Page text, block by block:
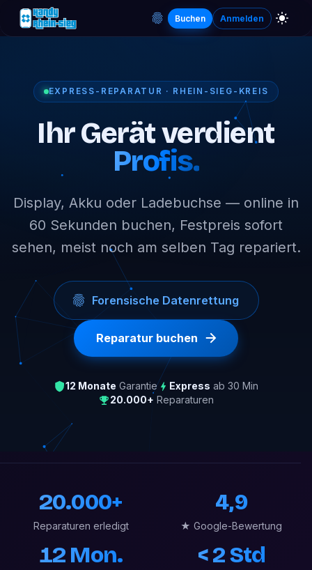
Buchen Anmelden
EXPRESS-REPARATUR · RHEIN-SIEG-KREIS
Ihr Gerät verdient
Profis.
Display, Akku oder Ladebuchse — online in
60 Sekunden buchen, Festpreis sofort
sehen, meist noch am selben Tag repariert.
Forensische Datenrettung
Reparatur buchen
12 Monate Garantie Express ab 30 Min
20.000+ Reparaturen
20.000+
Reparaturen erledigt
4,9
★ Google-Bewertung
12 Mon. < 2 Std